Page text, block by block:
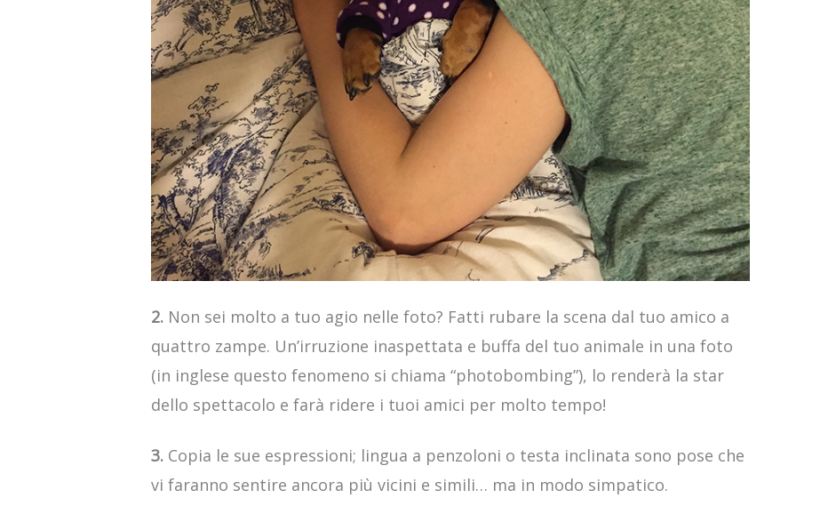
2. Non sei molto a tuo agio nelle foto? Fatti rubare la scena dal tuo amico a
quattro zampe. Un’irruzione inaspettata e buffa del tuo animale in una foto
(in inglese questo fenomeno si chiama “photobombing”), lo renderà la star
dello spettacolo e farà ridere i tuoi amici per molto tempo!
3. Copia le sue espressioni; lingua a penzoloni o testa inclinata sono pose che
vi faranno sentire ancora più vicini e simili… ma in modo simpatico.